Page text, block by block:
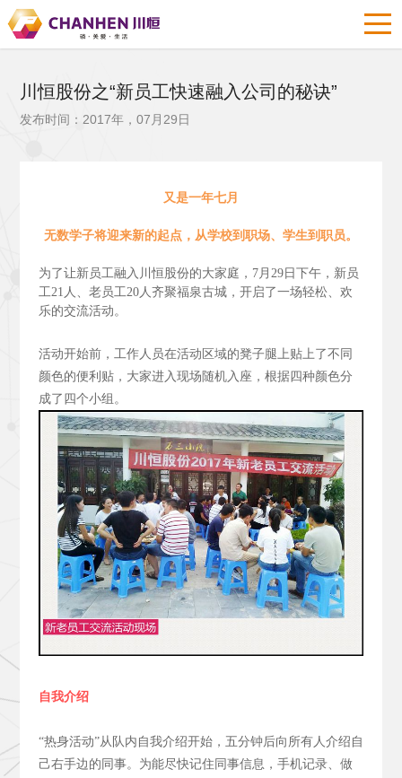
川恒股份之“新员工快速融入公司的秘诀”
发布时间：2017年，07月29日
又是一年七月
无数学子将迎来新的起点，从学校到职场、学生到职员。
为了让新员工融入川恒股份的大家庭，7月29日下午，新员
工21人、老员工20人齐聚福泉古城，开启了一场轻松、欢
乐的交流活动。
活动开始前，工作人员在活动区域的凳子腿上贴上了不同
颜色的便利贴，大家进入现场随机入座，根据四种颜色分
成了四个小组。
自我介绍
“热身活动”从队内自我介绍开始，五分钟后向所有人介绍自
己右手边的同事。为能尽快记住同事信息，手机记录、做